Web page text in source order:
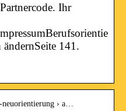
Ihr
141.
› a…